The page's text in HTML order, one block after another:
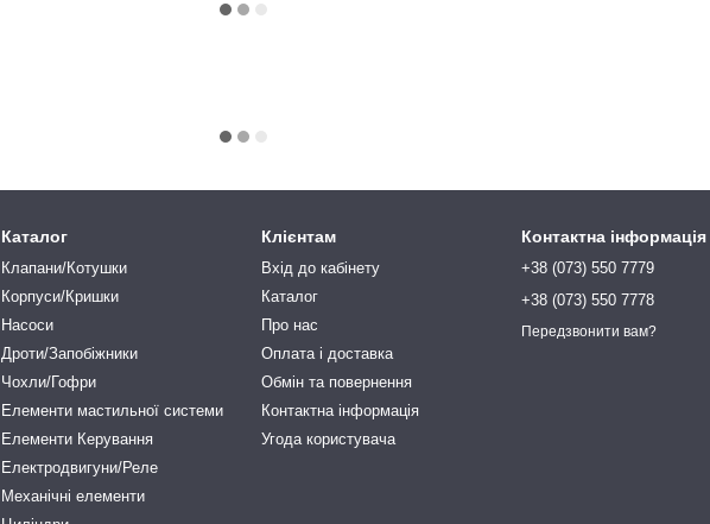
Каталог
Клапани/Котушки
Корпуси/Кришки
Насоси
Дроти/Запобіжники
Чохли/Гофри
Елементи мастильної системи
Елементи Керування
Електродвигуни/Реле
Механічні елементи
Клієнтам
Вхід до кабінету
Каталог
Про нас
Оплата і доставка
Обмін та повернення
Контактна інформація
Угода користувача
Контактна інформація
+38 (073) 550 7779
+38 (073) 550 7778
Передзвонити вам?